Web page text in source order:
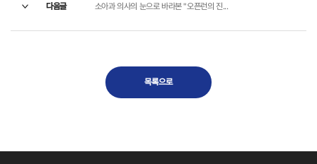
다음글 소아과 의사의 눈으로 바라본 "오픈런의 진...
목록으로